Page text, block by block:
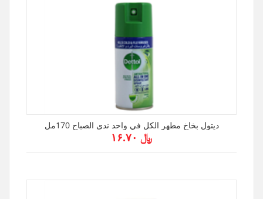
ديتول بخاخ مطهر الكل في واحد ندى الصباح 170مل
﷼ ۱۶.۷۰